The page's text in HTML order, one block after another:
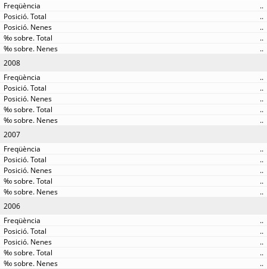
..
..
..
..
..
2008
..
..
..
..
..
2007
..
..
..
..
..
2006
..
..
..
..
..